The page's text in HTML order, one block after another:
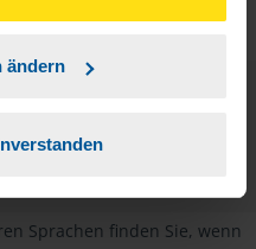
ändern
Sprachen finden Sie, wenn